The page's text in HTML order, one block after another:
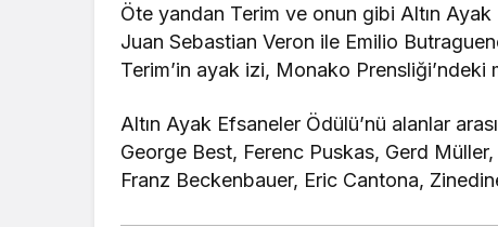
Öte yandan Terim ve onun gibi Altın
Juan Sebastian Veron ile Emilio
Terim’in ayak izi, Monako
Altın Ayak Efsaneler Ödülü’nü alanlar
George Best, Ferenc Puskas, Gerd
Franz Beckenbauer, Eric Cantona,